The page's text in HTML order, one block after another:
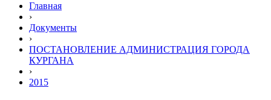
Главная
›
Документы
›
ПОСТАНОВЛЕНИЕ АДМИНИСТРАЦИЯ ГОРОДА
КУРГАНА
›
2015